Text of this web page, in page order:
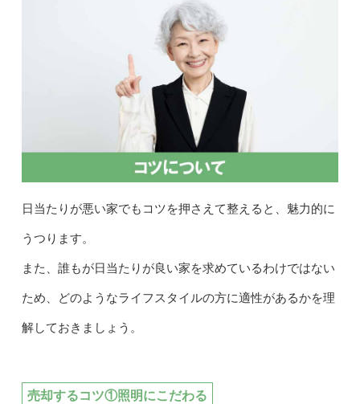
日当たりが悪い家でもコツを押さえて整えると、魅力的に
うつります。
また、誰もが日当たりが良い家を求めているわけではない
ため、どのようなライフスタイルの方に適性があるかを理
解しておきましょう。
売却するコツ①照明にこだわる